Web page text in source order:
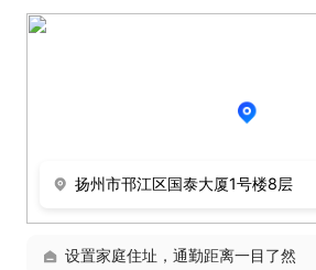
扬州市邗江区国泰大厦1号楼8层
设置家庭住址，通勤距离一目了然